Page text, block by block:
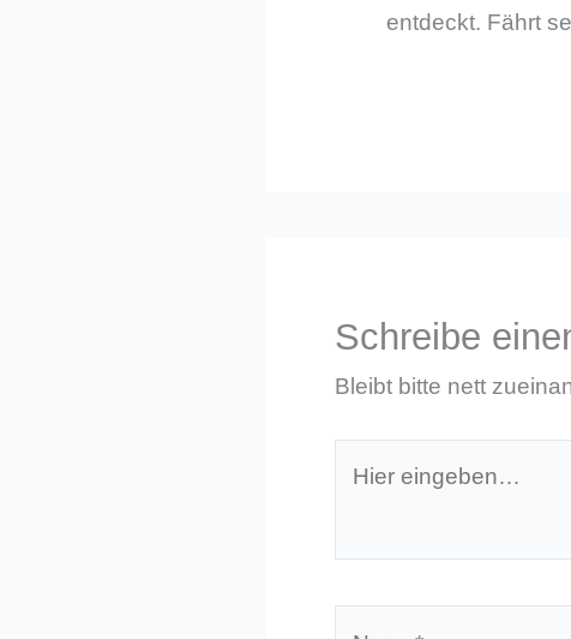
entdeckt. Fährt
Schreibe
Bleibt bitte nett
eingeben…